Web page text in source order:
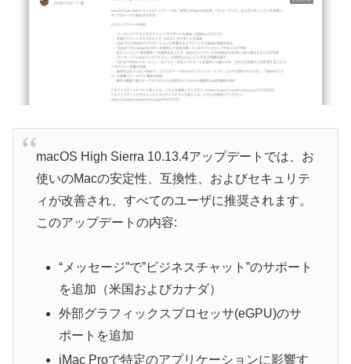
macOS High Sierra 10.13.4アップデートでは、お
使いのMacの安定性、互換性、およびセキュリテ
ィが改善され、すべてのユーザに推奨されます。
このアップデートの内容:
“メッセージ”で”ビジネスチャット”のサポート
を追加（米国およびカナダ）
外部グラフィックスプロセッサ(eGPU)のサ
ポートを追加
iMac Proで特定のアプリケーションに影響す